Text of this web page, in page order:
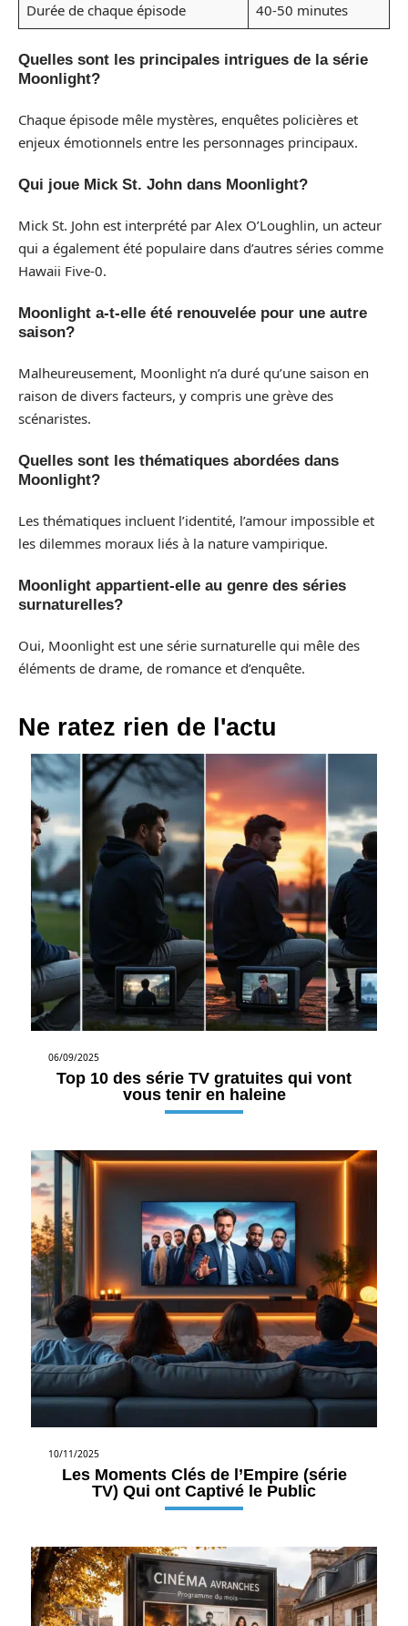
Durée de chaque épisode 40-50 minutes
Quelles sont les principales intrigues de la série
Moonlight?
Chaque épisode mêle mystères, enquêtes policières et
enjeux émotionnels entre les personnages principaux.
Qui joue Mick St. John dans Moonlight?
Mick St. John est interprété par Alex O’Loughlin, un acteur
qui a également été populaire dans d’autres séries comme
Hawaii Five-0.
Moonlight a-t-elle été renouvelée pour une autre
saison?
Malheureusement, Moonlight n’a duré qu’une saison en
raison de divers facteurs, y compris une grève des
scénaristes.
Quelles sont les thématiques abordées dans
Moonlight?
Les thématiques incluent l’identité, l’amour impossible et
les dilemmes moraux liés à la nature vampirique.
Moonlight appartient-elle au genre des séries
surnaturelles?
Oui, Moonlight est une série surnaturelle qui mêle des
éléments de drame, de romance et d’enquête.
Ne ratez rien de l'actu
06/09/2025
Top 10 des série TV gratuites qui vont
vous tenir en haleine
10/11/2025
Les Moments Clés de l’Empire (série
TV) Qui ont Captivé le Public